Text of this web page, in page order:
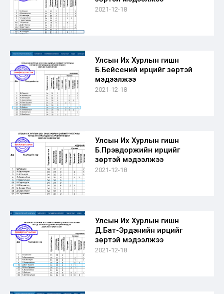
2021-12-18
Улсын Их Хурлын гишүүн
Б.Бейсений ирцийг зөрүүтэй
мэдээлжээ
2021-12-18
Улсын Их Хурлын гишүүн
Б.Пүрэвдоржийн ирцийг
зөрүүтэй мэдээлжээ
2021-12-18
Улсын Их Хурлын гишүүн
Д.Бат-Эрдэнийн ирцийг
зөрүүтэй мэдээлжээ
2021-12-18